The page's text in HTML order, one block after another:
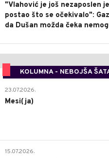
"Vlahović je još nezaposlen
postao što se očekivalo":
da Dušan možda čeka
KOLUMNA - NEBOJŠA
23.07.2026.
Mesi(ja)
15.07.2026.